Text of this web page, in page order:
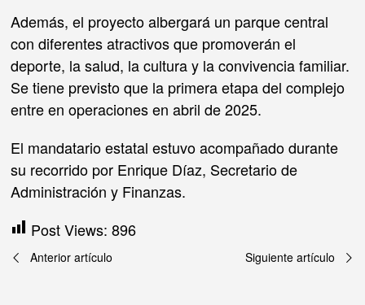
Además, el proyecto albergará un parque central
con diferentes atractivos que promoverán el
deporte, la salud, la cultura y la convivencia familiar.
Se tiene previsto que la primera etapa del complejo
entre en operaciones en abril de 2025.
El mandatario estatal estuvo acompañado durante
su recorrido por Enrique Díaz, Secretario de
Administración y Finanzas.
Post Views: 896
Navegación
Anterior artículo Siguiente artículo